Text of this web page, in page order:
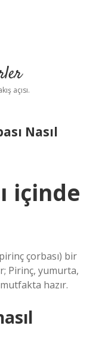
açısı.
Nasıl
içinde
çorbası) bir
Pirinç, yumurta,
hazır.